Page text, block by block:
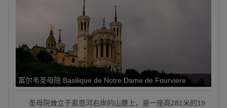
富尔韦圣母院 Basilique de Notre Dame de Fourviere
圣母院耸立于索恩河右岸的山腰上，是一座高281米的19